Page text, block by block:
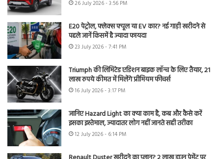
26 July 2026 - 3:56 PM
E20 पेट्रोल, फ्लेक्स फ्यूल या EV कार? नई गाड़ी खरीदने से
पहले जानें किसमें है ज्यादा फायदा
23 July 2026 - 7:41 PM
Triumph की लिमिटेड एडिशन बाइक लॉन्च के लिए तैयार, 21
लाख रुपये कीमत में मिलेंगे प्रीमियम फीचर्स
16 July 2026 - 3:17 PM
जानिए Hazard Light का क्या काम है, कब और कैसे करें
इसका इस्तेमाल, ज्यादातर लोग नहीं जानते सही तरीका
12 July 2026 - 6:14 PM